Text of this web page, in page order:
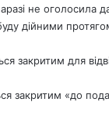
не оголосила
дійними
закритим для
закритим «до